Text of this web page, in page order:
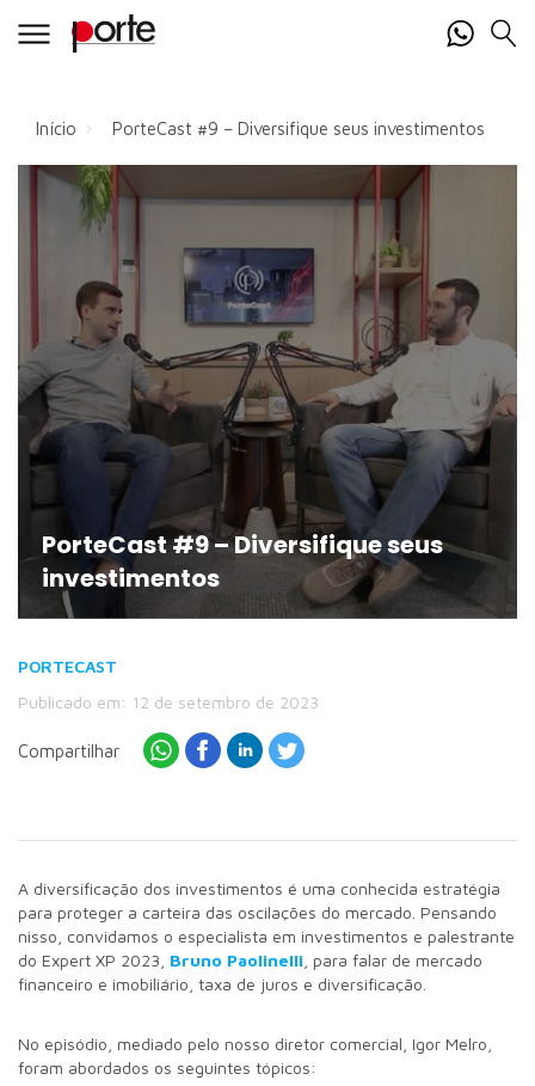
Início PorteCast #9 – Diversifique seus investimentos
PorteCast #9 – Diversifique seus
investimentos
PORTECAST
Publicado em: 12 de setembro de 2023
Compartilhar
A diversificação dos investimentos é uma conhecida estratégia
para proteger a carteira das oscilações do mercado. Pensando
nisso, convidamos o especialista em investimentos e palestrante
do Expert XP 2023, Bruno Paolinelli , para falar de mercado
financeiro e imobiliário, taxa de juros e diversificação.
No episódio, mediado pelo nosso diretor comercial, Igor Melro,
foram abordados os seguintes tópicos: